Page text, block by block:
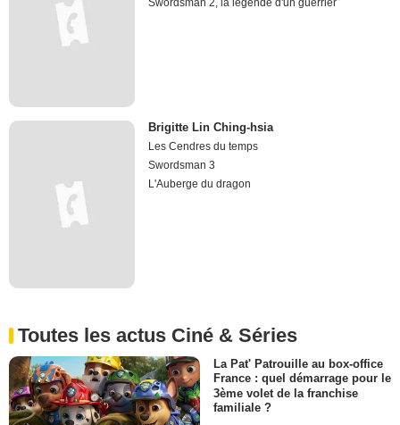
Brigitte Lin Ching-hsia
Les Cendres du temps
Swordsman 3
L'Auberge du dragon
Toutes les actus Ciné & Séries
La Pat' Patrouille au box-office
France : quel démarrage pour le
3ème volet de la franchise
familiale ?